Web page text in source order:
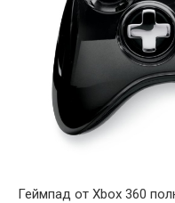
Геймпад от Xbox 360